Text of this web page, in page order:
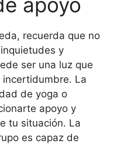
recuerda que no
y
ser una luz que
La
de yoga o
apoyo y
tu situación. La
es capaz de